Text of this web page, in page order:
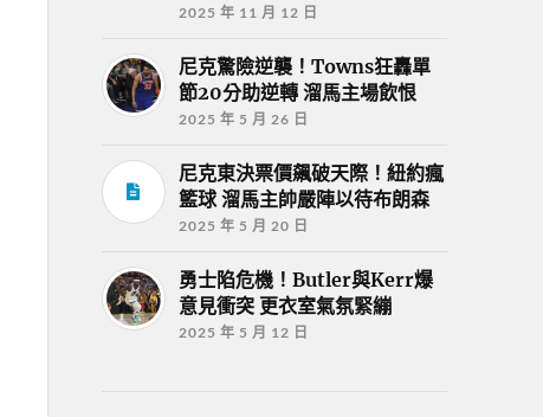
2025 年 11 月 12 日
尼克驚險逆襲！Towns狂轟單
節20分助逆轉 溜馬主場飲恨
2025 年 5 月 26 日
尼克東決票價飆破天際！紐約瘋
籃球 溜馬主帥嚴陣以待布朗森
2025 年 5 月 20 日
勇士陷危機！Butler與Kerr爆
意見衝突 更衣室氣氛緊繃
2025 年 5 月 12 日